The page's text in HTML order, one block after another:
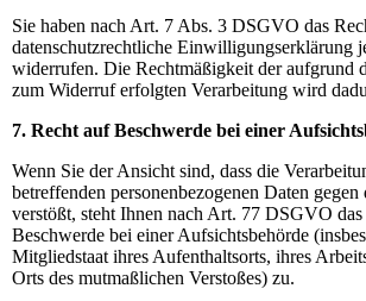
Sie haben nach Art. 7 Abs. 3 DSGVO das
datenschutzrechtliche Einwilligungserklärung
widerrufen. Die Rechtmäßigkeit der aufgrund
zum Widerruf erfolgten Verarbeitung wird
7. Recht auf Beschwerde bei einer
Wenn Sie der Ansicht sind, dass die
betreffenden personenbezogenen Daten
verstößt, steht Ihnen nach Art. 77 DSGVO
Beschwerde bei einer Aufsichtsbehörde
Mitgliedstaat ihres Aufenthaltsorts, ihres
Orts des mutmaßlichen Verstoßes) zu.